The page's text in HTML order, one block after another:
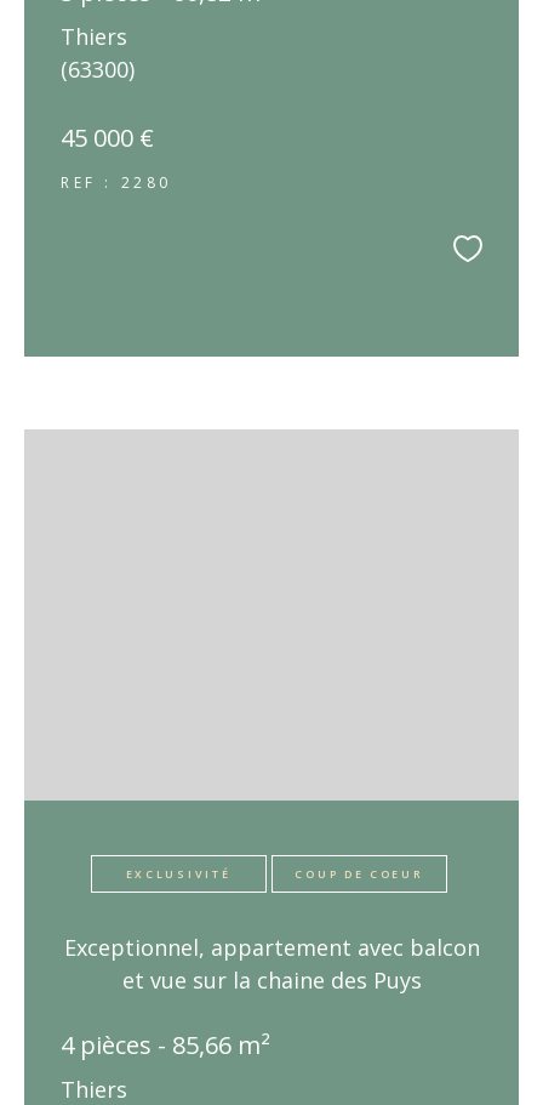
Thiers
(63300)
45 000 €
REF : 2280
EXCLUSIVITÉ COUP DE COEUR
Exceptionnel, appartement avec balcon
et vue sur la chaine des Puys
4 pièces - 85,66 m²
Thiers